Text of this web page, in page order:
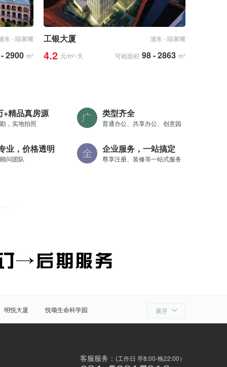
东 - 陆家嘴
2900 m²
工银大厦 浦东 - 陆家嘴
4.2 元/m²⋅天 可租面积 98 - 2863 m²
+精品真房源
，实地拍照
类型齐全
普通办公、共享办公、创意园
业，价格透明
问团队
企业服务，一站搞定
尊享注册、装修等一站式服务
展开
明悦大厦
悦颂生命科学园
胞产业园
ATLATL飞镖加速器
上海周边
客服服务： (工作日 早8:00-晚22:00）